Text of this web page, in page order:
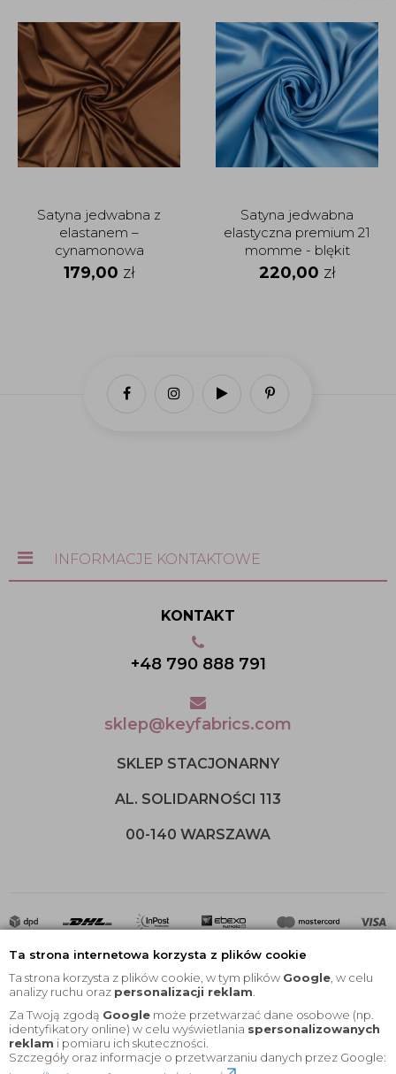
Ta strona internetowa korzysta z plików cookie
Ta strona korzysta z plików cookie, w tym plików Google , w celu
analizy ruchu oraz personalizacji reklam
Za Twoją zgodą Google może przetwarzać dane osobowe (np.
identyfikatory online) w celu wyświetlania spersonalizowanych
reklam i pomiaru ich skuteczności.
Szczegóły oraz informacje o przetwarzaniu danych przez Google:
Satyna jedwabna z
elastanem –
cynamonowa
179,00 zł
Satyna jedwabna
elastyczna premium 21
momme - blękit
królewski
220,00 zł
INFORMACJE KONTAKTOWE
KONTAKT
+48 790 888 791
sklep@keyfabrics.com
SKLEP STACJONARNY
AL. SOLIDARNOŚCI 113
00-140 WARSZAWA
2020 © Wszelkie Prawa Zastrzeżone |KEYfabrics
Projekt i oprogramowanie sklepu: